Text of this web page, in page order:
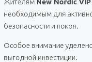
необходимым для
безопасности и покоя.
Особое внимание
выгодной инвестиции.